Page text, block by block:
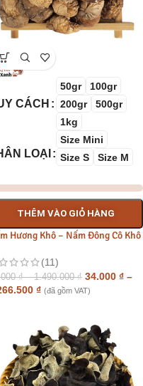
CÁCH
50gr
100gr
200gr
500gr
1kg
LOẠI
Size Mini
Size S
Size M
THÊM VÀO GIỎ HÀNG
Hương Khô – Nấm Đông Cô Khô
(11)
₫ – 1.490.000₫ 34.000 ₫ –
₫ (đã gồm VAT)